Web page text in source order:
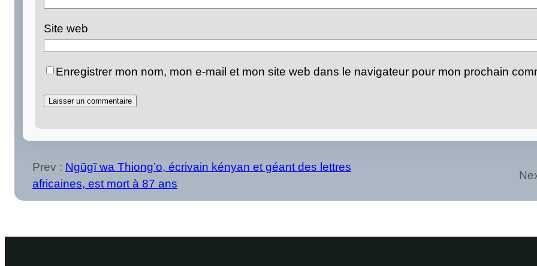
Site web
Enregistrer mon nom, mon e-mail et mon site web dans le navigateur pour mon prochain
Prev : Ngũgĩ wa Thiong’o, écrivain kényan et géant des lettres
africaines, est mort à 87 ans